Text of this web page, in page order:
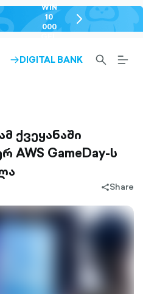
WIN
10
000
chevron-
right-
ARROW-
DIGITAL BANK
SEARCH-
OUTLINED
ქვეყანაში
AWS GameDay-ს
share-
Share